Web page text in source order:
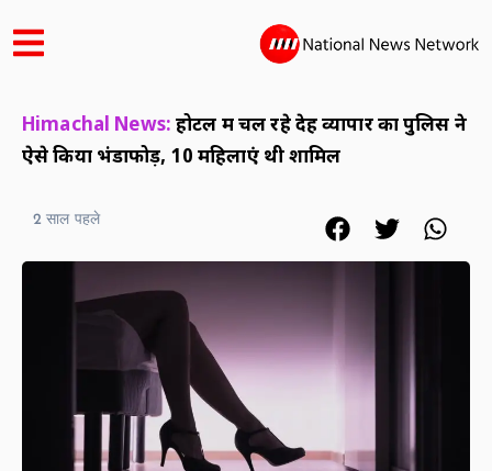
Himachal News: होटल में चल रहे देह व्यापार का पुलिस ने
ऐसे किया भंडाफोड़, 10 महिलाएं थी शामिल
2 साल पहले